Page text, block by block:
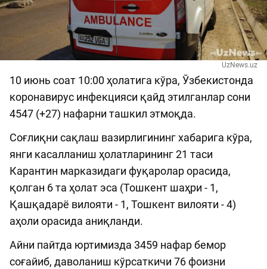
UzNews.uz
10 июнь соат 10:00 ҳолатига кўра, Ўзбекистонда
коронавирус инфекцияси қайд этилганлар сони
4547 (+27) нафарни ташкил этмоқда.
Соғлиқни сақлаш вазирлигининг хабарига кўра,
янги касалланиш ҳолатларининг 21 таси
Карантин марказидаги фуқаролар орасида,
қолган 6 та ҳолат эса (Тошкент шаҳри - 1,
Қашқадарё вилояти - 1, Тошкент вилояти - 4)
аҳоли орасида аниқланди.
Айни пайтда юртимизда 3459 нафар бемор
соғайиб, даволаниш кўрсаткичи 76 фоизни